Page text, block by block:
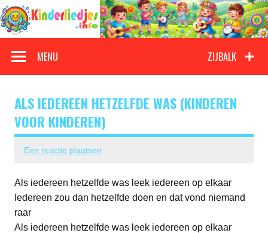
Doorgaan
naar
inhoud
Kinderliedjes
ZIJBALK
MENU
ALS IEDEREEN HETZELFDE WAS (KINDEREN
VOOR KINDEREN)
Een reactie plaatsen
Als iedereen hetzelfde was leek iedereen op elkaar
Iedereen zou dan hetzelfde doen en dat vond niemand
raar
Als iedereen hetzelfde was leek iedereen op elkaar